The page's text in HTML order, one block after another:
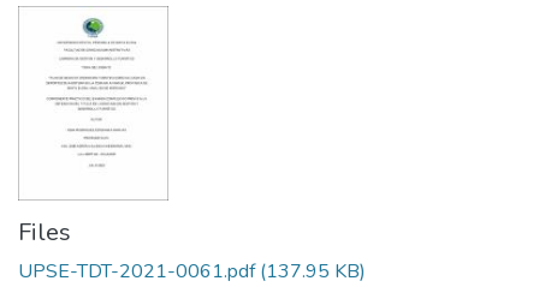
Files
UPSE-TDT-2021-0061.pdf(137.95 KB)